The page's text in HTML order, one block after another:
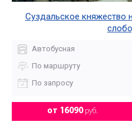
Суздальское княжество
Автобусная
По маршруту
По запросу
от 16090руб.